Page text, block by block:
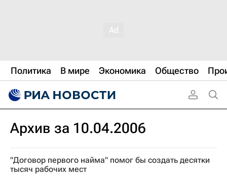
Политика В мире Экономика Общество
Архив за 10.04.2006
"Договор первого найма" помог бы создать десятки
тысяч рабочих мест